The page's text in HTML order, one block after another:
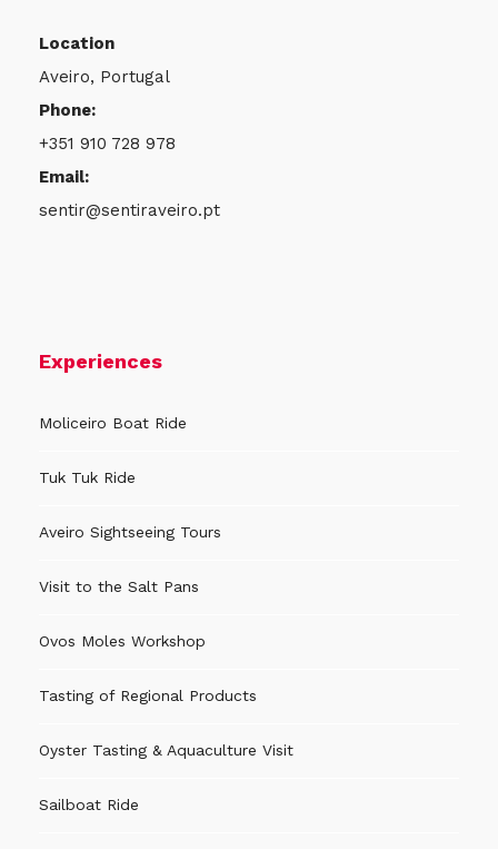
Location
Aveiro, Portugal
Phone:
+351 910 728 978
Email:
sentir@sentiraveiro.pt
Experiences
Moliceiro Boat Ride
Tuk Tuk Ride
Aveiro Sightseeing Tours
Visit to the Salt Pans
Ovos Moles Workshop
Tasting of Regional Products
Oyster Tasting & Aquaculture Visit
Sailboat Ride